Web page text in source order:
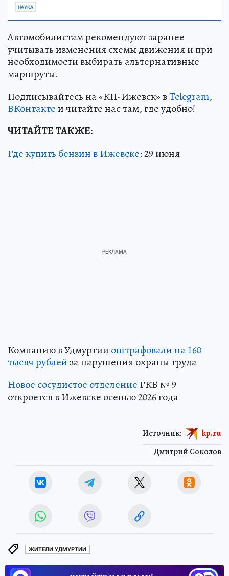
НАУКА
Автомобилистам рекомендуют заранее
учитывать изменения схемы движения и при
необходимости выбирать альтернативные
маршруты.
Подписывайтесь на «КП-Ижевск» вTelegram,
ВКонтактеи читайте нас там, где удобно!
ЧИТАЙТЕ ТАКЖЕ:
Где купить бензин в Ижевске: 29 июня
Компанию в Удмуртии оштрафовали на 160
тысяч рублей за нарушения охраны труда
Новое сосудистое отделение ГКБ № 9
откроется в Ижевске осенью 2026 года
Дмитрий Соколов
Источник: kp.ru
ЖИТЕЛИ УДМУРТИИ